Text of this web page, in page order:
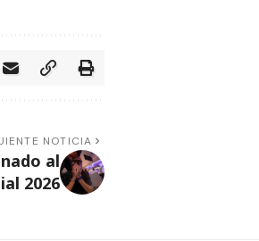
NOTICIA
al
2026